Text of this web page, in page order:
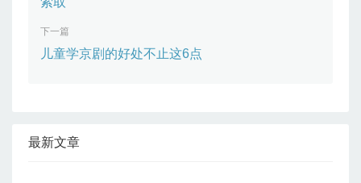
下一篇
儿童学京剧的好处不止这6点
最新文章